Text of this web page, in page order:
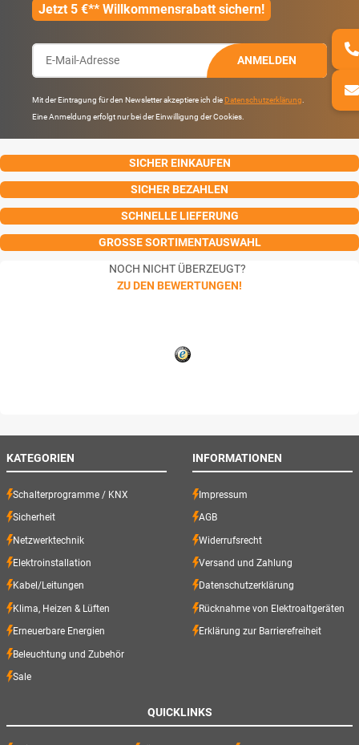
Jetzt 5 €** Willkommensrabatt sichern!
ANMELDEN
Mit der Eintragung für den Newsletter akzeptiere ich die Datenschutzerklärung
Eine Anmeldung erfolgt nur bei der Einwilligung der Cookies.
SICHER EINKAUFEN
SICHER BEZAHLEN
SCHNELLE LIEFERUNG
GROSSE SORTIMENTAUSWAHL
NOCH NICHT ÜBERZEUGT?
ZU DEN BEWERTUNGEN!
KATEGORIEN
Schalterprogramme / KNX
Sicherheit
Netzwerktechnik
Elektroinstallation
Kabel/Leitungen
Klima, Heizen & Lüften
Erneuerbare Energien
Beleuchtung und Zubehör
Sale
INFORMATIONEN
Impressum
AGB
Widerrufsrecht
Versand und Zahlung
Datenschutzerklärung
Rücknahme von Elektroaltgeräten
Erklärung zur Barrierefreiheit
QUICKLINKS